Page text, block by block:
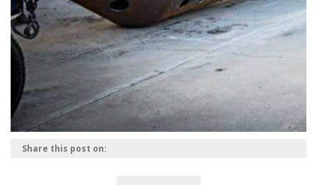
Share this post on: